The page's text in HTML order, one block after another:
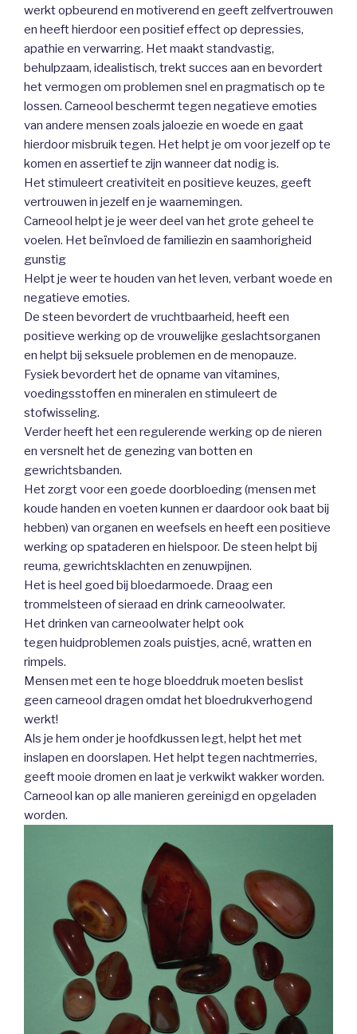
werkt opbeurend en motiverend en geeft zelfvertrouwen
en heeft hierdoor een positief effect op depressies,
apathie en verwarring. Het maakt standvastig,
behulpzaam, idealistisch, trekt succes aan en bevordert
het vermogen om problemen snel en pragmatisch op te
lossen. Carneool beschermt tegen negatieve emoties
van andere mensen zoals jaloezie en woede en gaat
hierdoor misbruik tegen. Het helpt je om voor jezelf op te
komen en assertief te zijn wanneer dat nodig is.
Het stimuleert creativiteit en positieve keuzes, geeft
vertrouwen in jezelf en je waarnemingen.
Carneool helpt je je weer deel van het grote geheel te
voelen. Het beïnvloed de familiezin en saamhorigheid
gunstig
Helpt je weer te houden van het leven, verbant woede en
negatieve emoties.
De steen bevordert de vruchtbaarheid, heeft een
positieve werking op de vrouwelijke geslachtsorganen
en helpt bij seksuele problemen en de menopauze.
Fysiek bevordert het de opname van vitamines,
voedingsstoffen en mineralen en stimuleert de
stofwisseling.
Verder heeft het een regulerende werking op de nieren
en versnelt het de genezing van botten en
gewrichtsbanden.
Het zorgt voor een goede doorbloeding (mensen met
koude handen en voeten kunnen er daardoor ook baat bij
hebben) van organen en weefsels en heeft een positieve
werking op spataderen en hielspoor. De steen helpt bij
reuma, gewrichtsklachten en zenuwpijnen.
Het is heel goed bij bloedarmoede. Draag een
trommelsteen of sieraad en drink carneoolwater.
Het drinken van carneoolwater helpt ook
tegen huidproblemen zoals puistjes, acné, wratten en
rimpels.
Mensen met een te hoge bloeddruk moeten beslist
geen carneool dragen omdat het bloedrukverhogend
werkt!
Als je hem onder je hoofdkussen legt, helpt het met
inslapen en doorslapen. Het helpt tegen nachtmerries,
geeft mooie dromen en laat je verkwikt wakker worden.
Carneool kan op alle manieren gereinigd en opgeladen
worden.